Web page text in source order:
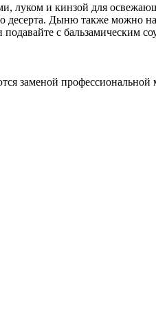
луком и кинзой для
Дыню также можно
с бальзамическим
заменой профессиональной